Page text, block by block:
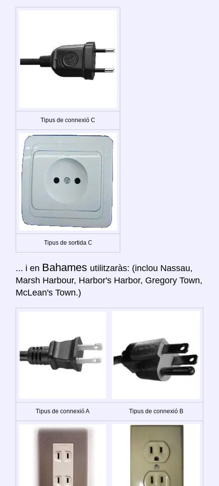
Tipus de connexió C
Tipus de sortida C
... i en Bahames utilitzaràs: (inclou Nassau,
Marsh Harbour, Harbor's Harbor, Gregory Town,
McLean's Town.)
Tipus de connexió A Tipus de connexió B